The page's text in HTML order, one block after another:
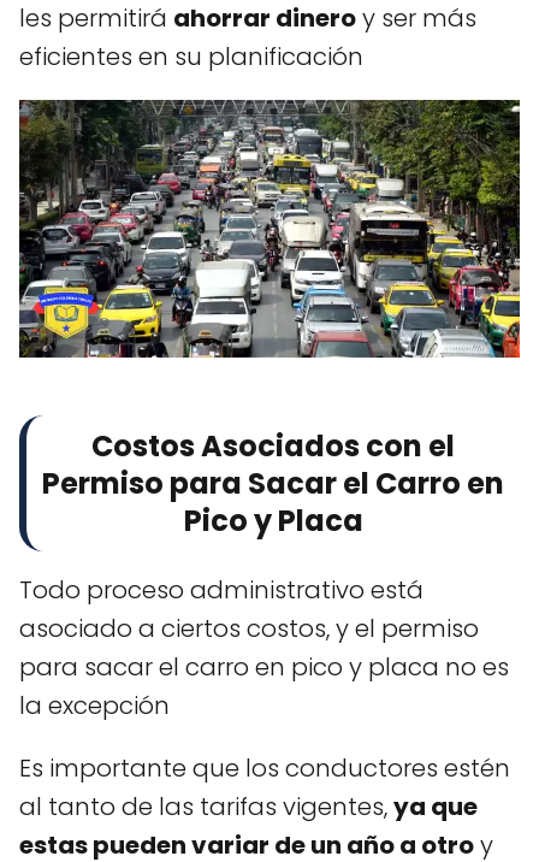
les permitirá ahorrar dineroy ser más
eficientes en su planificación
Costos Asociados con el
Permiso para Sacar el Carro en
Pico y Placa
Todo proceso administrativo está
asociado a ciertos costos, y el permiso
para sacar el carro en pico y placa no es
la excepción
Es importante que los conductores estén
al tanto de las tarifas vigentes,ya que
estas pueden variar de un año a otroy